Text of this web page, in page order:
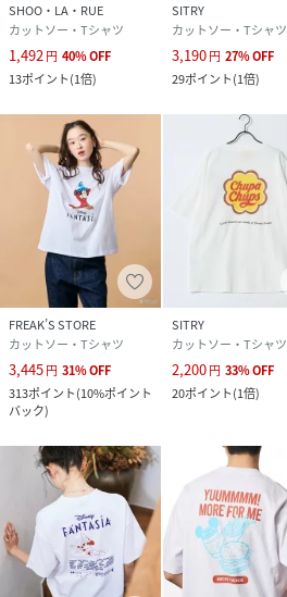
SHOO・LA・RUE
カットソー・Tシャツ
1,492円 40%OFF
13ポイント(1倍)
SITRY
カットソー・Tシャツ
3,190円 27%OFF
29ポイント(1倍)
FREAK’S STORE
カットソー・Tシャツ
3,445円 31%OFF
313ポイント(10%ポイント
バック)
SITRY
カットソー・Tシャツ
2,200円 33%OFF
20ポイント(1倍)